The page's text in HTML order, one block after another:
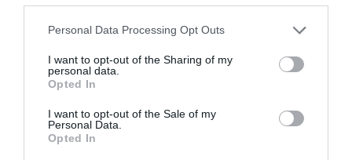
Please note that this website/app uses one or more Google
not limited to your visit or usage behaviour. You may click to
grant or deny consent to Google and its third-party tags to
use your data for below specified purposes in below Google
consent section.
Personal Data Processing Opt Outs
I want to opt-out of the Sharing of my
personal data.
Opted In
I want to opt-out of the Sale of my
Personal Data.
Opted In
Στα ημιτελικά του Παγκοσμίου
Η Εθνική ομάδα πόλο της Ιταλίας νίκησε τη Γεωργία και
προκρίθηκε στα ημιτελικά του Παγκοσμίου Κυπέλλου στο
23.07.2026 ΠΟΛΟ ΑΝΔΡΩΝ